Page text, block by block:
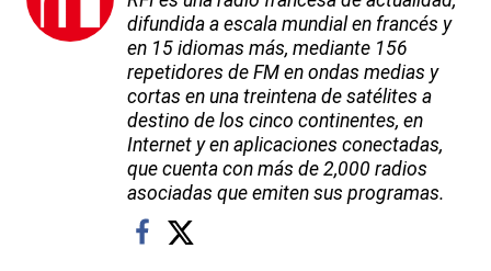
difundida a escala mundial en francés y
en 15 idiomas más, mediante 156
repetidores de FM en ondas medias y
cortas en una treintena de satélites a
destino de los cinco continentes, en
Internet y en aplicaciones conectadas,
que cuenta con más de 2,000 radios
asociadas que emiten sus programas.